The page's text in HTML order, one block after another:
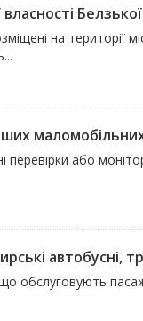
Белзької
на території
перевірки або
автобусні,
обслуговують